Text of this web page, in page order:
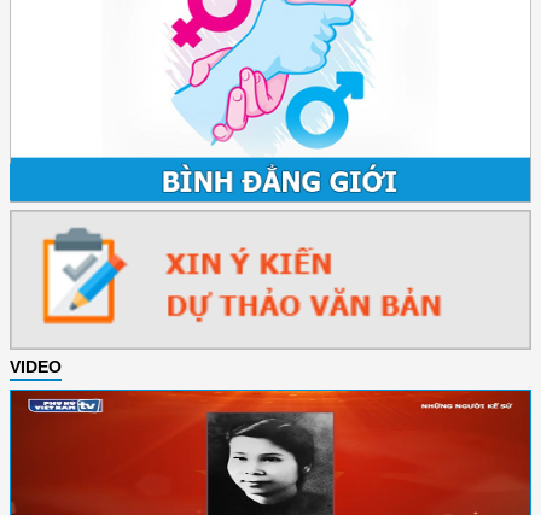
VIDEO